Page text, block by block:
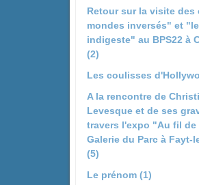
Retour sur la visite des
mondes inversés" et
indigeste" au BPS22 à
(2)
Les coulisses
A la rencontre de
Levesque et de ses
travers l'expo "Au fil de
Galerie du Parc à Fayt-
(5)
Le prénom (1)